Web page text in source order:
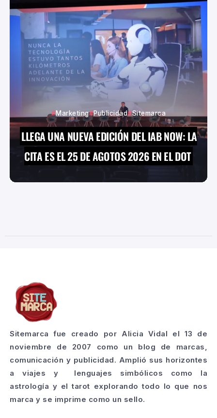
Marketing Publicidad Sitemarca
LLEGA UNA NUEVA EDICIÓN DEL IAB NOW: LA
CITA ES EL 25 DE AGOTOS 2026 EN EL DOT
Sitemarca fue creado por Alicia Vidal el 13 de
noviembre de 2007 como un blog de marcas,
comunicación y publicidad. Amplió sus horizontes
a viajes y lenguajes simbólicos como la
astrología y el tarot explorando todo lo que nos
marca y se imprime como un sello.